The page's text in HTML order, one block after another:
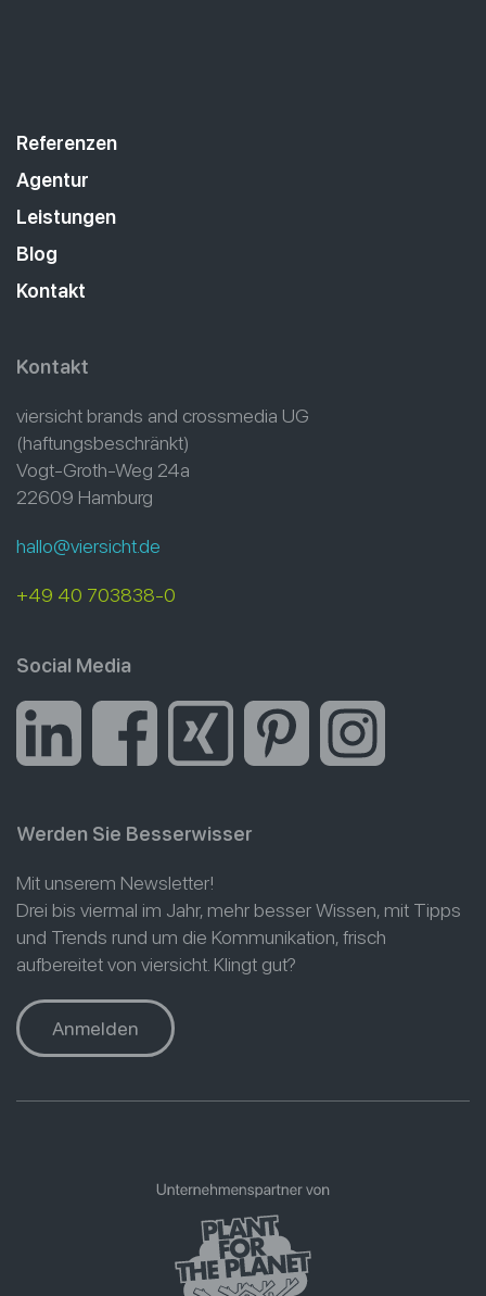
Referenzen
Agentur
Leistungen
Blog
Kontakt
Kontakt
viersicht brands and crossmedia UG
(haftungsbeschränkt)
Vogt-Groth-Weg 24a
22609 Hamburg
hallo@viersicht.de
+49 40 703838-0
Social Media
Werden Sie Besserwisser
Mit unserem Newsletter!
Drei bis viermal im Jahr, mehr besser Wissen, mit Tipps
und Trends rund um die Kommunikation, frisch
aufbereitet von viersicht. Klingt gut?
Anmelden